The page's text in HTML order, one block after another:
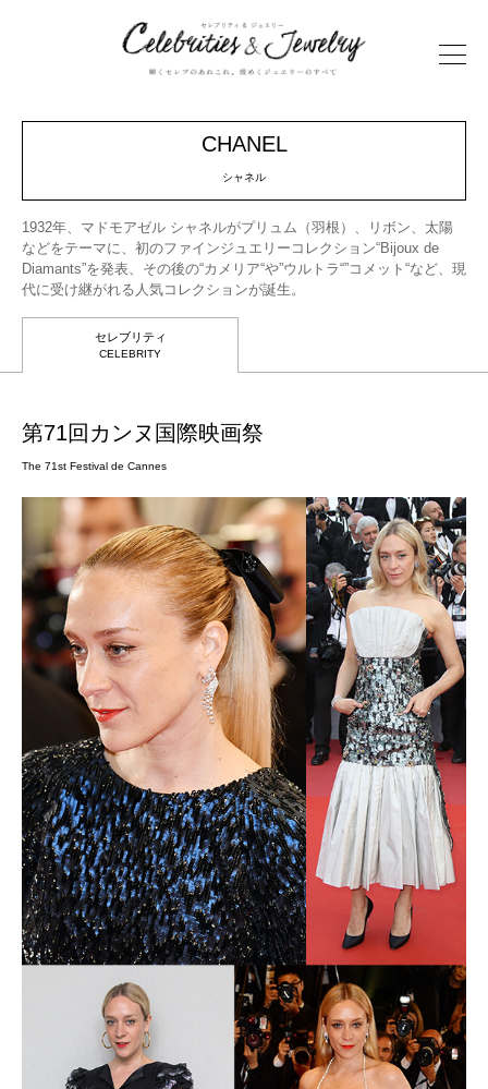
CHANEL
シャネル
1932年、マドモアゼル シャネルがプリュム（羽根）、リボン、太陽
などをテーマに、初のファインジュエリーコレクション“Bijoux de
Diamants”を発表、その後の“カメリア“や”ウルトラ“”コメット“など、現
代に受け継がれる人気コレクションが誕生。
セレブリティ
CELEBRITY
第71回カンヌ国際映画祭
The 71st Festival de Cannes